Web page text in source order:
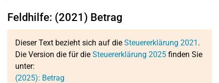
Feldhilfe: (2021) Betrag
Dieser Text bezieht sich auf die Steuererklärung 2021 .
Die Version die für die Steuererklärung 2025 finden Sie
unter:
(2025): Betrag